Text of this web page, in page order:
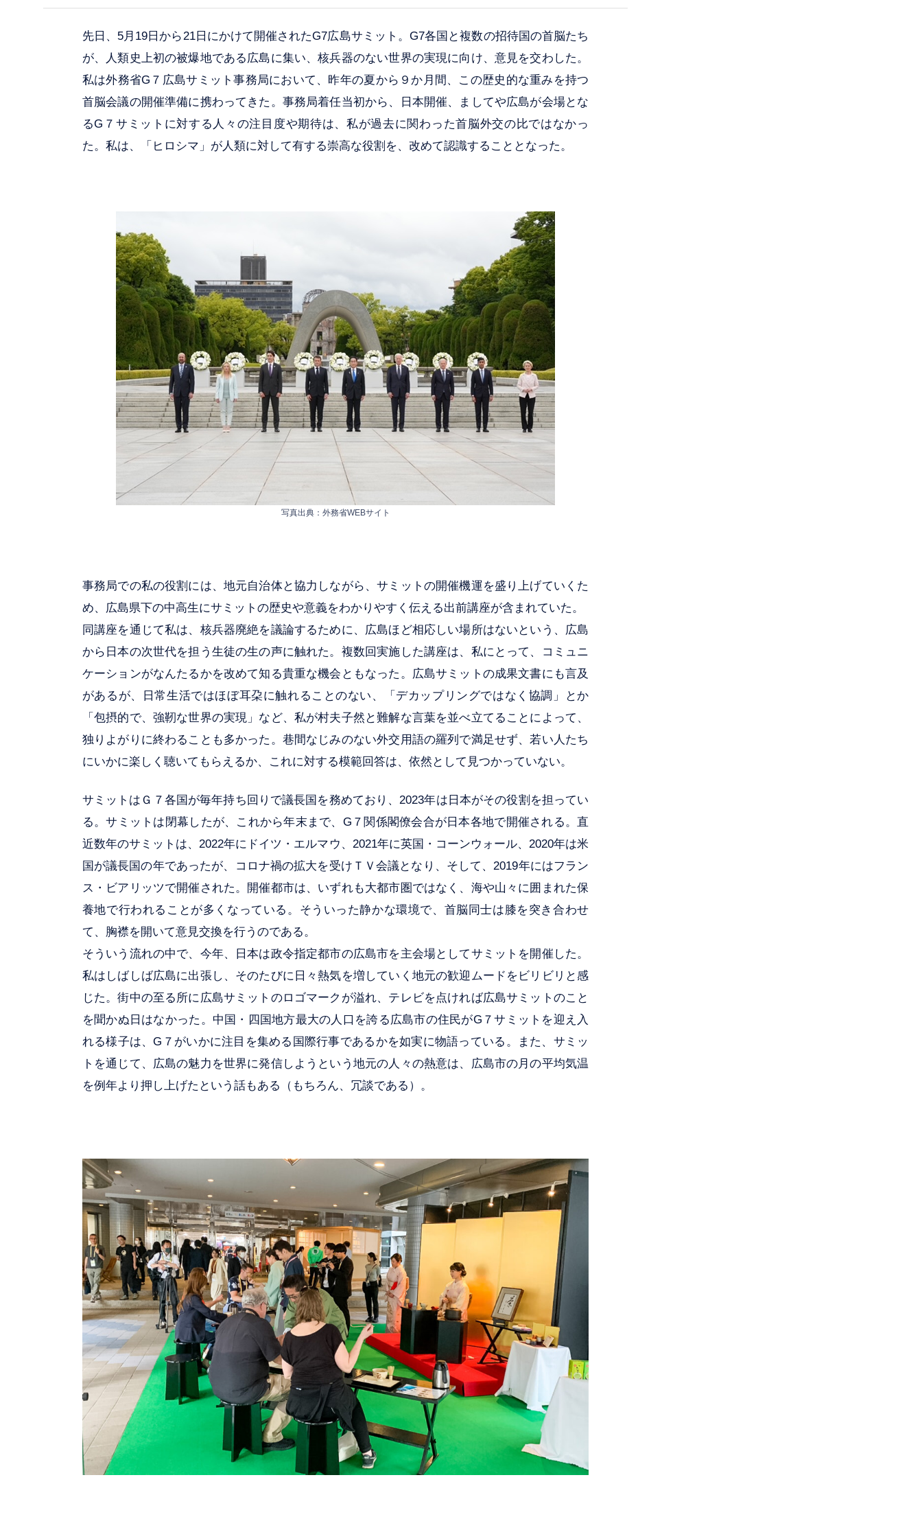
先日、5月19日から21日にかけて開催されたG7広島サミット。G7各国と複数の招待国の首脳たち
が、人類史上初の被爆地である広島に集い、核兵器のない世界の実現に向け、意見を交わした。
私は外務省G７広島サミット事務局において、昨年の夏から９か月間、この歴史的な重みを持つ
首脳会議の開催準備に携わってきた。事務局着任当初から、日本開催、ましてや広島が会場とな
るG７サミットに対する人々の注目度や期待は、私が過去に関わった首脳外交の比ではなかっ
た。私は、「ヒロシマ」が人類に対して有する崇高な役割を、改めて認識することとなった。
写真出典：外務省WEBサイト
事務局での私の役割には、地元自治体と協力しながら、サミットの開催機運を盛り上げていくた
め、広島県下の中高生にサミットの歴史や意義をわかりやすく伝える出前講座が含まれていた。
同講座を通じて私は、核兵器廃絶を議論するために、広島ほど相応しい場所はないという、広島
から日本の次世代を担う生徒の生の声に触れた。複数回実施した講座は、私にとって、コミュニ
ケーションがなんたるかを改めて知る貴重な機会ともなった。広島サミットの成果文書にも言及
があるが、日常生活ではほぼ耳朶に触れることのない、「デカップリングではなく協調」とか
「包摂的で、強靭な世界の実現」など、私が村夫子然と難解な言葉を並べ立てることによって、
独りよがりに終わることも多かった。巷間なじみのない外交用語の羅列で満足せず、若い人たち
にいかに楽しく聴いてもらえるか、これに対する模範回答は、依然として見つかっていない。
サミットはＧ７各国が毎年持ち回りで議長国を務めており、2023年は日本がその役割を担ってい
る。サミットは閉幕したが、これから年末まで、G７関係閣僚会合が日本各地で開催される。直
近数年のサミットは、2022年にドイツ・エルマウ、2021年に英国・コーンウォール、2020年は米
国が議長国の年であったが、コロナ禍の拡大を受けＴＶ会議となり、そして、2019年にはフラン
ス・ビアリッツで開催された。開催都市は、いずれも大都市圏ではなく、海や山々に囲まれた保
養地で行われることが多くなっている。そういった静かな環境で、首脳同士は膝を突き合わせ
て、胸襟を開いて意見交換を行うのである。
そういう流れの中で、今年、日本は政令指定都市の広島市を主会場としてサミットを開催した。
私はしばしば広島に出張し、そのたびに日々熱気を増していく地元の歓迎ムードをビリビリと感
じた。街中の至る所に広島サミットのロゴマークが溢れ、テレビを点ければ広島サミットのこと
を聞かぬ日はなかった。中国・四国地方最大の人口を誇る広島市の住民がG７サミットを迎え入
れる様子は、G７がいかに注目を集める国際行事であるかを如実に物語っている。また、サミッ
トを通じて、広島の魅力を世界に発信しようという地元の人々の熱意は、広島市の月の平均気温
を例年より押し上げたという話もある（もちろん、冗談である）。